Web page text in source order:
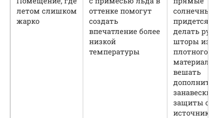
летом слишком
жарко
оттенке помогут
создать
впечатление более
низкой
температуры
солнечные
придется
делать
шторы из
плотного
материала,
вешать
занавески
защиты от
источника